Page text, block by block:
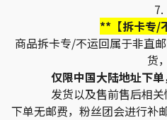
7.
**【拆卡专/
商品拆卡专/不运回属于非直
货，
仅限中国大陆地址下单
发货以及售前售后相
下单无邮费，粉丝团会进行补